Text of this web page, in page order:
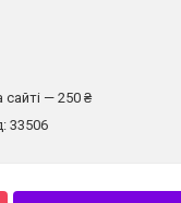
— 250 ₴
33506